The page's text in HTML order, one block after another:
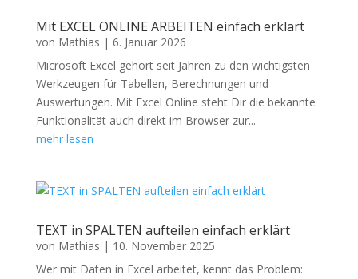
Mit EXCEL ONLINE ARBEITEN einfach erklärt
von Mathias | 6. Januar 2026
Microsoft Excel gehört seit Jahren zu den wichtigsten
Werkzeugen für Tabellen, Berechnungen und
Auswertungen. Mit Excel Online steht Dir die bekannte
Funktionalität auch direkt im Browser zur...
mehr lesen
TEXT in SPALTEN aufteilen einfach erklärt
von Mathias | 10. November 2025
Wer mit Daten in Excel arbeitet, kennt das Problem: